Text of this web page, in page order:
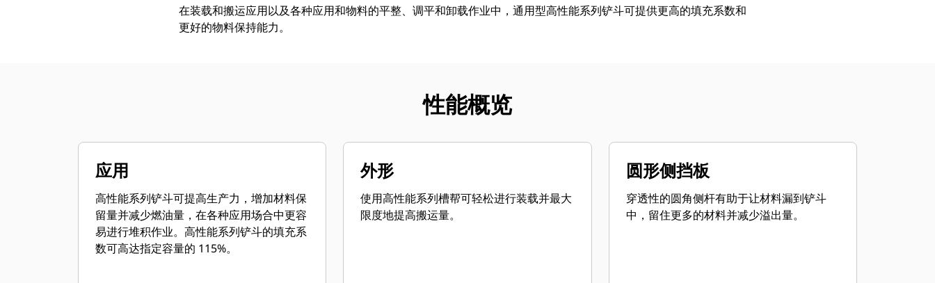
在装载和搬运应用以及各种应用和物料的平整、调平和卸载作业中，通用型高性能系列铲斗可提供更高的填充系数和
更好的物料保持能力。
性能概览
应用
高性能系列铲斗可提高生产力，增加材料保
留量并减少燃油量，在各种应用场合中更容
易进行堆积作业。高性能系列铲斗的填充系
数可高达指定容量的 115%。
外形
使用高性能系列槽帮可轻松进行装载并最大
限度地提高搬运量。
圆形侧挡板
穿透性的圆角侧杆有助于让材料漏到铲斗
中，留住更多的材料并减少溢出量。